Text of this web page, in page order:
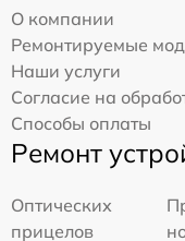
О компании
Ремонтируемые
Наши услуги
Согласие на
Способы оплаты
Ремонт
Оптических
прицелов